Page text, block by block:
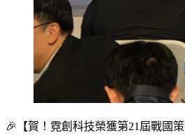
🎉【賀！霓創科技榮獲第21屆戰國